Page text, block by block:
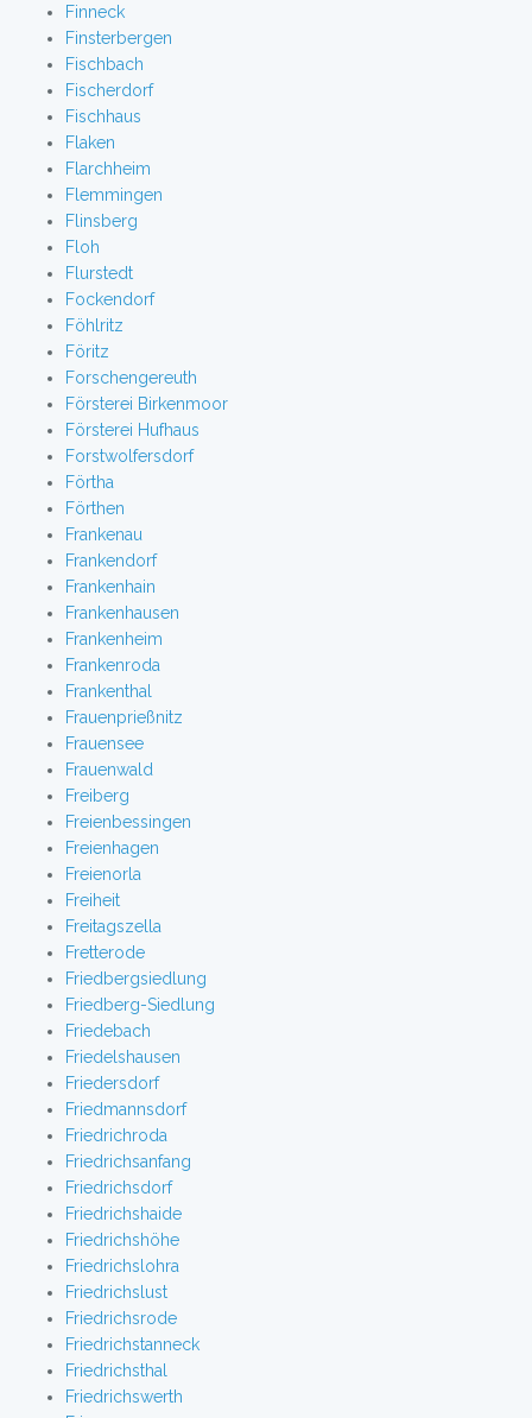
Finneck
Finsterbergen
Fischbach
Fischerdorf
Fischhaus
Flaken
Flarchheim
Flemmingen
Flinsberg
Floh
Flurstedt
Fockendorf
Föhlritz
Föritz
Forschengereuth
Försterei Birkenmoor
Försterei Hufhaus
Forstwolfersdorf
Förtha
Förthen
Frankenau
Frankendorf
Frankenhain
Frankenhausen
Frankenheim
Frankenroda
Frankenthal
Frauenprießnitz
Frauensee
Frauenwald
Freiberg
Freienbessingen
Freienhagen
Freienorla
Freiheit
Freitagszella
Fretterode
Friedbergsiedlung
Friedberg-Siedlung
Friedebach
Friedelshausen
Friedersdorf
Friedmannsdorf
Friedrichroda
Friedrichsanfang
Friedrichsdorf
Friedrichshaide
Friedrichshöhe
Friedrichslohra
Friedrichslust
Friedrichsrode
Friedrichstanneck
Friedrichsthal
Friedrichswerth